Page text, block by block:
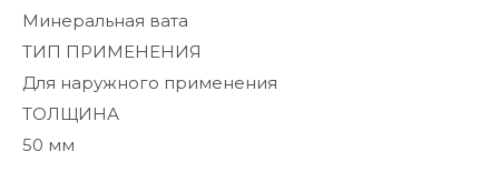
Минеральная вата
ТИП ПРИМЕНЕНИЯ
Для наружного применения
ТОЛЩИНА
50 мм